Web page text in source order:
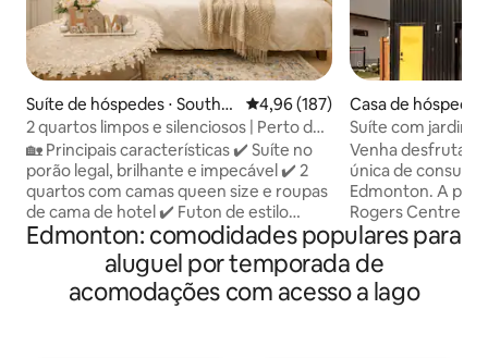
Suíte de hóspedes ⋅ Southw
est Edmonton
4,96 de uma avaliação média de
4,96 (187)
2 quartos limpos e silenciosos | Perto do
aeroporto + estacionamento gratuito
🏡 Principais características ✔️ Suíte no
porão legal, brilhante e impecável ✔️ 2
quartos com camas queen size e roupas
de cama de hotel ✔️ Futon de estilo
japonês apenas para o 5º hóspede – uso
extra mediante solicitação ✔️ Cozinha
com cafeteira Keurig Sala de estar✔️
✔️aconchegante com Smart TV de 58" e
Casa de
on
Suíte com jardim
de estimação são
Venha desfrutar
única de
Edmonton. A
Rogers Centre e
Passeio de
sistema de trilhas
Edmonton,
inúmeras outras
Edmonton: comodidades populares para
aluguel por temporada de
acomodações com acesso a lago